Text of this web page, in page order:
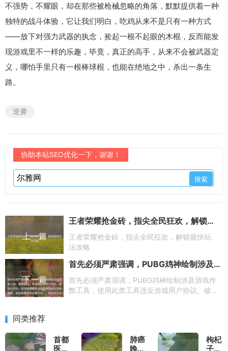
不强势，不耀眼，却在那些被枪械忽略的角落，默默提供着一种
独特的战斗体验，它让我们明白，吃鸡从来不是只有一种方式
——放下对强力武器的执念，捡起一根不起眼的木棍，反而能发
现游戏里不一样的乐趣，毕竟，真正的高手，从来不会被武器定
义，哪怕手里只有一根棒球棍，也能在绝地之中，杀出一条生
路。
逆袭
协助本站SEO优化一下，谢谢！
上一篇
王者荣耀抢金砖，指尖全民狂欢，解锁最快玩法攻略
王者荣耀抢金砖，指尖全民狂欢，解锁最快玩
法攻略
下一篇
首先必须严肃强调，PUBG鸡神绘制涉及游戏作弊工具，使用此类工具违反游戏用户协议、破坏公平性，还可能面临账号封禁甚至违法违规风险，坚决抵制游戏作弊行为。，针对合法合规的吃鸡人物绘画内容，可生成标题，吃鸡同人绘，爱神降临，这是不是你心中的女神模样？
首先必须严肃强调，PUBG鸡神绘制涉及游戏作
弊工具，使用此类工具违反游戏用户协议、破坏
爱神降临，这是不是你心中的女神模样？
同类推荐
首都
医科
肺癌
晚期
枸杞
子泡